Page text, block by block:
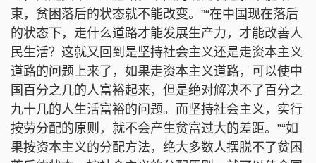
束，贫困落后的状态就不能改变。”“在中国现在落后
的状态下，走什么道路才能发展生产力，才能改善人
民生活？这就又回到是坚持社会主义还是走资本主义
道路的问题上来了，如果走资本主义道路，可以使中
国百分之几的人富裕起来，但是绝对解决不了百分之
九十几的人生活富裕的问题。而坚持社会主义，实行
按劳分配的原则，就不会产生贫富过大的差距。”“如
果按资本主义的分配方法，绝大多数人摆脱不了贫困